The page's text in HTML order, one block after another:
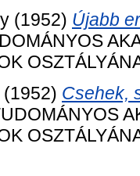
(1952) Újabb
(1952) Csehek,